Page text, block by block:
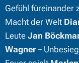
Gefühl füreinander
Macht der Welt
Leute Jan
Wagner –